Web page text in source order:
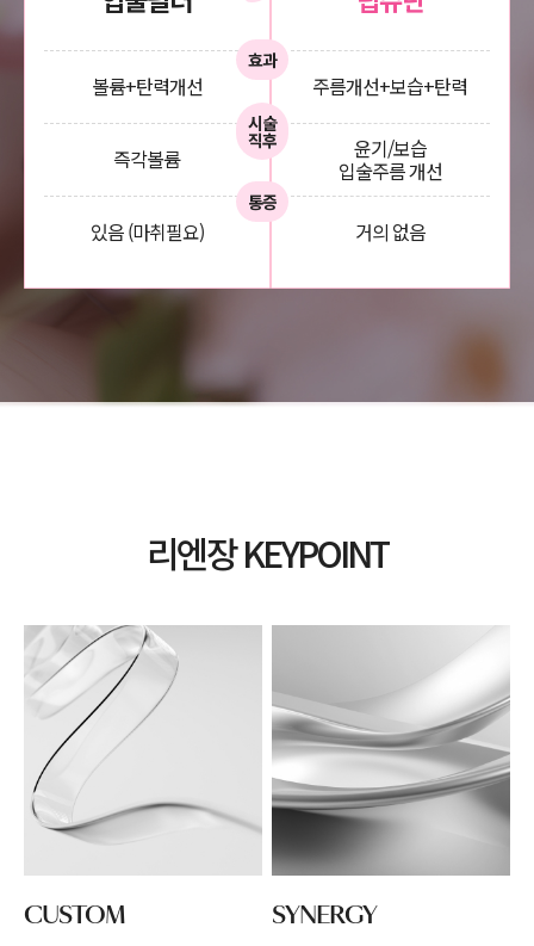
볼륨+탄력개선
즉각볼륨
있음 (마취필요)
주름개선+보습+탄력
윤기/보습
입술주름 개선
거의 없음
효과
시술
직후
통증
리엔장 KEYPOINT
CUSTOM SYNERGY